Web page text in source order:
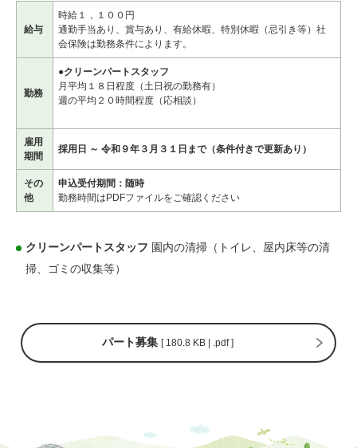
給与
時給１，１００円
通勤手当あり、賞与あり、有給休暇、特別休暇（忌引き等）社
会保険は勤務条件によります。
勤務
●クリーンパートスタッフ
月平均１８日程度（土日祝の勤務有）
週の平均２０時間程度（応相談）
雇用
期間
採用日 ～ 令和９年３月３１日まで（条件付きで更新あり）
その
他
申込受付期間：随時
勤務時間はPDFファイルをご確認ください
クリーンパートスタッフ 園内の清掃（トイレ、屋内床等の清
掃、ゴミの収集等）
パート募集[ 180.8 KB | .pdf ]